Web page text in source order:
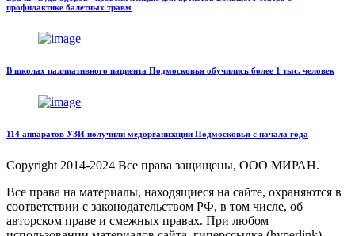
профилактике балетных травм
В школах паллиативного пациента Подмосковья обучились более 1 тыс. человек
114 аппаратов УЗИ получили медорганизации Подмосковья с начала года
Copyright 2014-2024 Все права защищены, ООО МИРАН.
Все права на материалы, находящиеся на сайте, охраняются в
соответствии с законодательством РФ, в том числе, об
авторском праве и смежных правах. При любом